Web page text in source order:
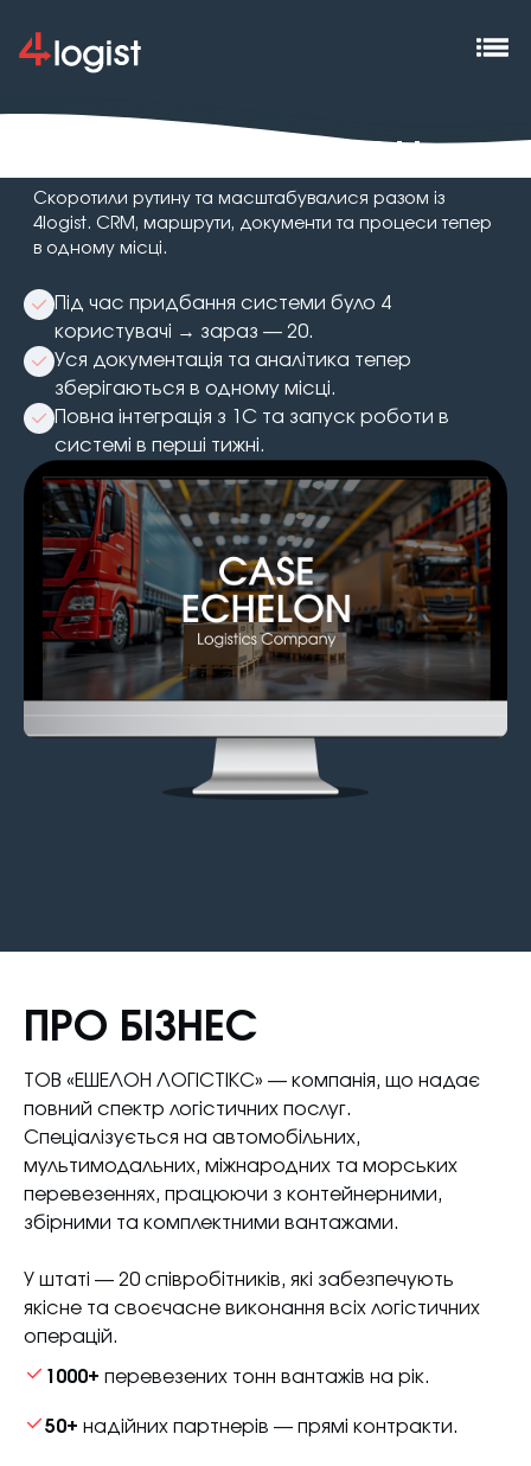
Скоротили рутину та масштабувалися разом із
4logist. CRM, маршрути, документи та процеси тепер
в одному місці.
Під час придбання системи було 4
користувачі → зараз — 20.
Уся документація та аналітика тепер
зберігаються в одному місці.
Повна інтеграція з 1С та запуск роботи в
системі в перші тижні.
ПРО БІЗНЕС
ТОВ «ЕШЕЛОН ЛОГІСТІКС» — компанія, що надає
повний спектр логістичних послуг.
Спеціалізується на автомобільних,
мультимодальних, міжнародних та морських
перевезеннях, працюючи з контейнерними,
збірними та комплектними вантажами.
У штаті — 20 співробітників, які забезпечують
якісне та своєчасне виконання всіх логістичних
операцій.
1000+ перевезених тонн вантажів на рік.
50+ надійних партнерів — прямі контракти.